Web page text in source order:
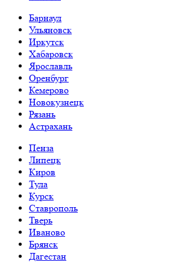
Барнаул
Ульяновск
Иркутск
Хабаровск
Ярославль
Оренбург
Кемерово
Новокузнецк
Рязань
Астрахань
Пенза
Липецк
Киров
Тула
Курск
Ставрополь
Тверь
Иваново
Брянск
Дагестан